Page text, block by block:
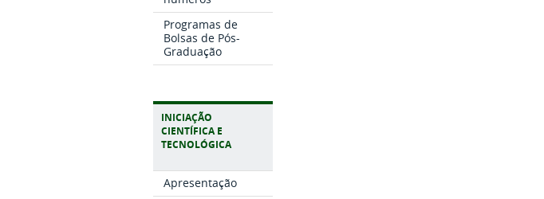
Programas de
Bolsas de Pós-
Graduação
INICIAÇÃO
CIENTÍFICA E
TECNOLÓGICA
Apresentação